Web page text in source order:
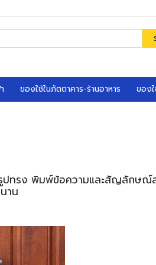
ของใช้ในภัตตาคาร-ร้านอาหาร ของ
ทรง พิมพ์ข้อความและสัญลักษณ์
าน